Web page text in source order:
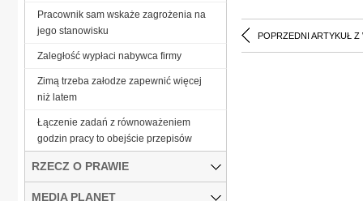
POPRZEDNI ARTYKUŁ Z
Pracownik sam wskaże zagrożenia na
jego stanowisku
Zaległość wypłaci nabywca firmy
Zimą trzeba załodze zapewnić więcej
niż latem
Łączenie zadań z równoważeniem
godzin pracy to obejście przepisów
RZECZ O PRAWIE
MEDIA PLANET